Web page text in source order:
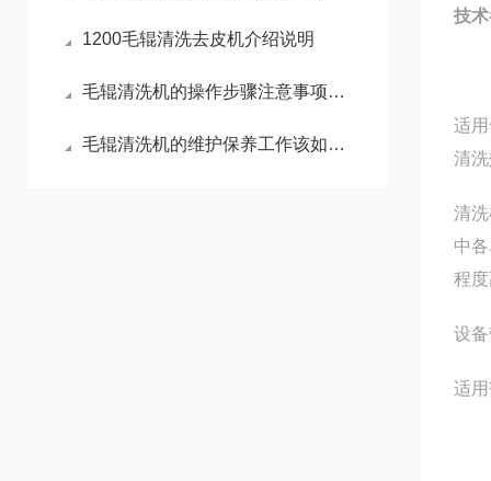
1200毛辊清洗去皮机介绍说明
毛辊清洗机的操作步骤注意事项你了解多少呢
毛辊清洗机的维护保养工作该如何展开呢？
技
适
清
清
中
程
设
适